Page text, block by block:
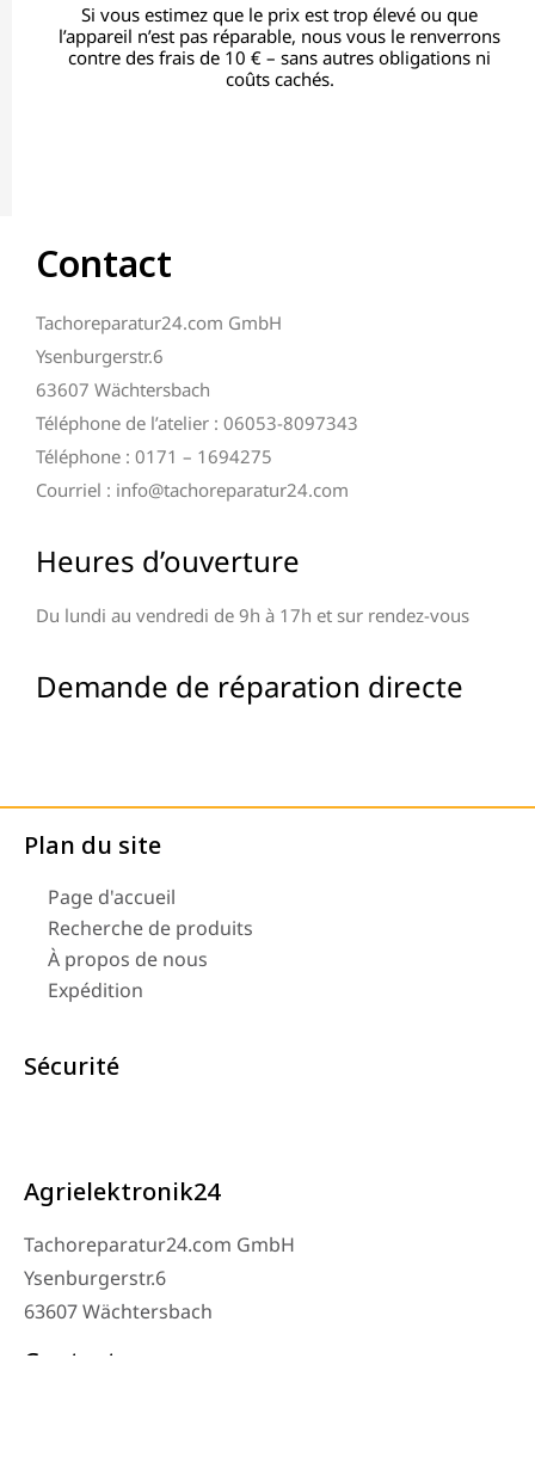
Si vous estimez que le prix est trop élevé ou que
l’appareil n’est pas réparable, nous vous le renverrons
contre des frais de 10 € – sans autres obligations ni
coûts cachés.
Contact
Tachoreparatur24.com GmbH
Ysenburgerstr.6
63607 Wächtersbach
Téléphone de l’atelier : 06053-8097343
Téléphone : 0171 – 1694275
Courriel : info@tachoreparatur24.com
Heures d’ouverture
Du lundi au vendredi de 9h à 17h et sur rendez-vous
Demande de réparation directe
Plan du site
Page d'accueil
Recherche de produits
À propos de nous
Expédition
Sécurité
Agrielektronik24
Tachoreparatur24.com GmbH
Ysenburgerstr.6
63607 Wächtersbach
Contact